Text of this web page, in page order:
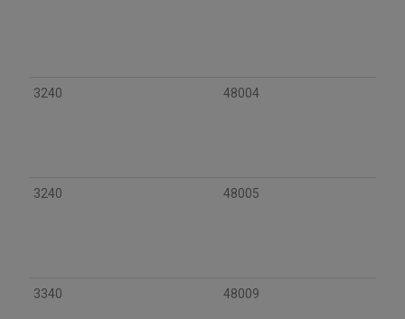
3240 48004
3240 48005
3340 48009